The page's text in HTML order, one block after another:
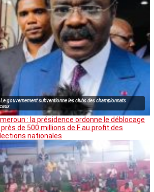
gouvernement subventionne les clubs des championnats
: la présidence ordonne le déblocage
de 500 millions de F au profit des
nationales